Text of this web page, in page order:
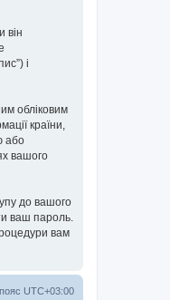
він
і
обліковим
країни,
або
вашого
до вашого
ваш пароль.
вам
UTC+03:00